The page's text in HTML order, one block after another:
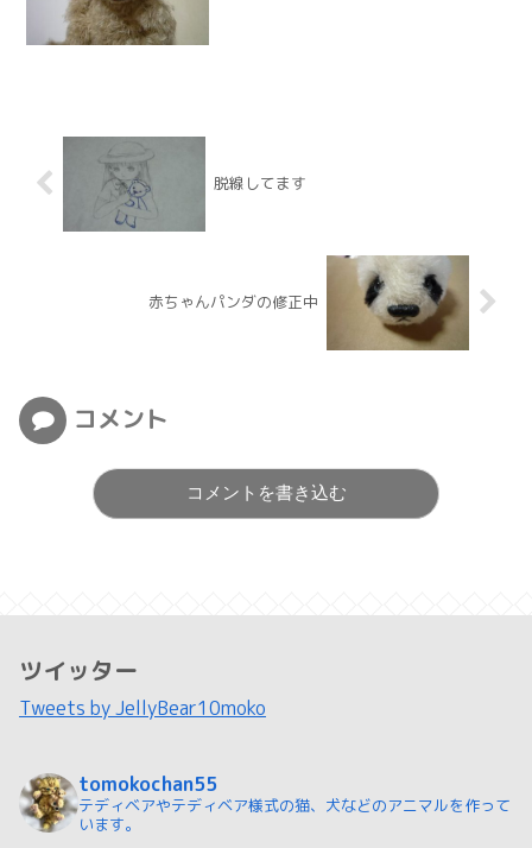
脱線してます
赤ちゃんパンダの修正中
コメント
コメントを書き込む
ツイッター
Tweets by JellyBear10moko
tomokochan55
テディベアやテディベア様式の猫、犬などのアニマルを作って
います。